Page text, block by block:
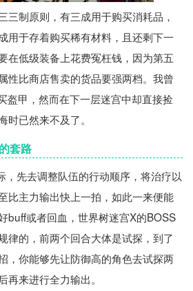
三制原则，有三成用于购买消耗品，
用于存着购买稀有材料，且还剩下一
在低级装备上花费冤枉钱，因为第五
性比商店售卖的货品要强两档。我曾
盔甲，然而在下一层迷宫中却直接捡
已然来不及了。
套路
，先去调整队伍的行动顺序，将治疗以
比主力输出快上一拍，如此一来便能
buff或者回血，世界树迷宫X的BOSS
律的，前两个回合大体是试探，到了
，你能够先让防御高的角色去试探两
来进行全力输出。